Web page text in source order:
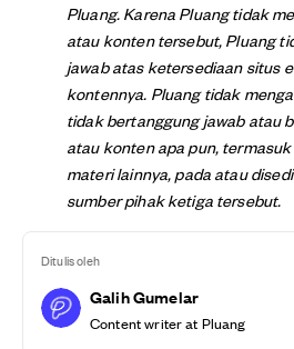
Pluang. Karena Pluang tidak
atau konten tersebut, Pluang
jawab atas ketersediaan situs
kontennya. Pluang tidak
tidak bertanggung jawab atau
atau konten apa pun,
materi lainnya, pada atau
sumber pihak ketiga tersebut.
Ditulis oleh
Galih Gumelar
Content writer at Pluang